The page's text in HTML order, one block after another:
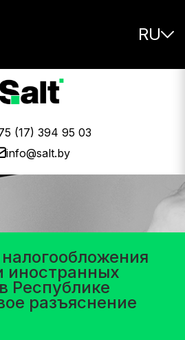
RU
(17) 394 95 03
info@salt.by
иностранных
Республике
разъяснение